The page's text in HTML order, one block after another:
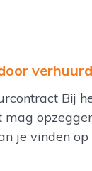
Bij
mag
je vinden